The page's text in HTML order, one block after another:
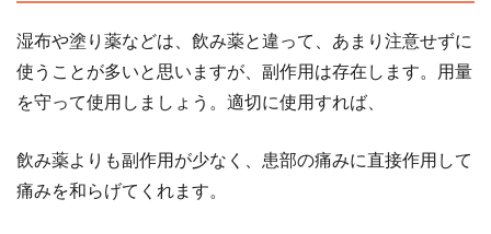
湿布や塗り薬などは、飲み薬と違って、あまり注意せずに
使うことが多いと思いますが、副作用は存在します。用量
を守って使用しましょう。適切に使用すれば、
飲み薬よりも副作用が少なく、患部の痛みに直接作用して
痛みを和らげてくれます。